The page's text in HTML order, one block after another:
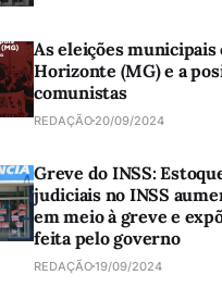
As eleições municipais
Horizonte (MG) e a
comunistas
REDAÇÃO 20/09/2024
Greve do INSS:
judiciais no INSS
em meio à greve e
feita pelo governo
REDAÇÃO19/09/2024